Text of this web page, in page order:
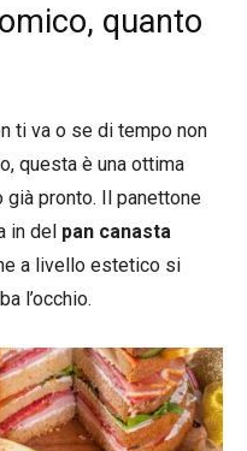
quanto
ti va o se di tempo non
questa è una ottima
pronto. Il panettone
in del pan canasta
a livello estetico si
l’occhio.